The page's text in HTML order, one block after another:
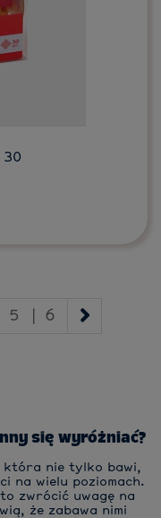
30
5 6
się wyróżniać?
która nie tylko bawi,
na wielu poziomach.
zwrócić uwagę na
że zabawa nimi